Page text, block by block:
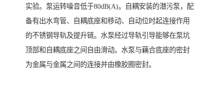
实验。泵运转噪音低于80dB(A)。自耦安装的潜污泵，配
备有出水弯管、自耦底座和移动、自动位时起连接作用
的不锈钢导轨及提升链。水泵经过导轨引导能够在泵坑
顶部和自耦底座之间自由滑动。水泵与藕合底座的密封
为金属与金属之间的连接并由橡胶圈密封。